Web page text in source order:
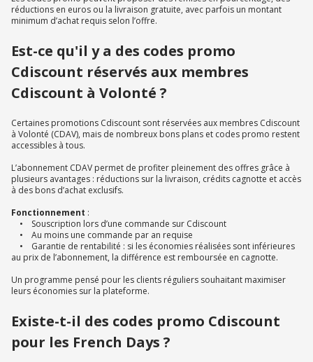
réductions en euros ou la livraison gratuite, avec parfois un montant
minimum d’achat requis selon l’offre.
Est-ce qu'il y a des codes promo
Cdiscount réservés aux membres
Cdiscount à Volonté ?
Certaines promotions Cdiscount sont réservées aux membres Cdiscount
à Volonté (CDAV), mais de nombreux bons plans et codes promo restent
accessibles à tous.
L’abonnement CDAV permet de profiter pleinement des offres grâce à
plusieurs avantages : réductions sur la livraison, crédits cagnotte et accès
à des bons d’achat exclusifs.
Fonctionnement :
• Souscription lors d’une commande sur Cdiscount
• Au moins une commande par an requise
• Garantie de rentabilité : si les économies réalisées sont inférieures
au prix de l’abonnement, la différence est remboursée en cagnotte.
Un programme pensé pour les clients réguliers souhaitant maximiser
leurs économies sur la plateforme.
Existe-t-il des codes promo Cdiscount
pour les French Days ?